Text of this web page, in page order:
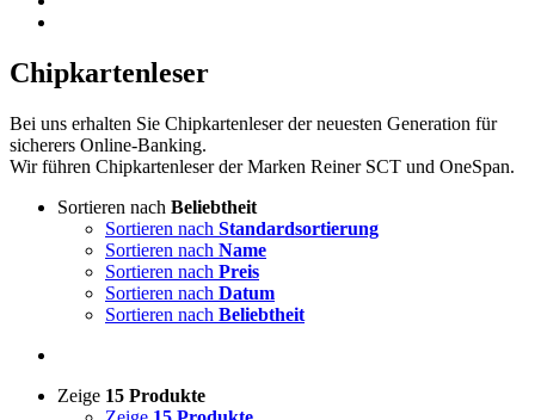
Chipkartenleser
Bei uns erhalten Sie Chipkartenleser der neuesten Generation für
sicherers Online-Banking.
Wir führen Chipkartenleser der Marken Reiner SCT und OneSpan.
Sortieren nach Beliebtheit
Sortieren nach Standardsortierung
Sortieren nach Name
Sortieren nach Preis
Sortieren nach Datum
Sortieren nach Beliebtheit
Zeige 15 Produkte